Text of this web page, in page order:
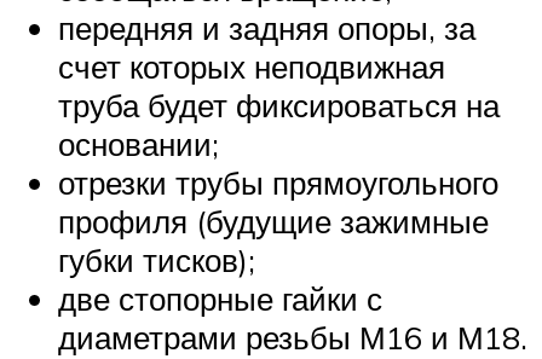
передняя и задняя опоры, за
счет которых неподвижная
труба будет фиксироваться на
основании;
отрезки трубы прямоугольного
профиля (будущие зажимные
губки тисков);
две стопорные гайки с
диаметрами резьбы М16 и М18.